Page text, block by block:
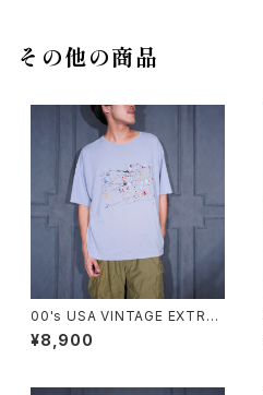
その他の商品
00's USA VINTAGE EXTRA
Elements PAINT DESIGN T
SHIRT/00年代アメリカ古着ペ
¥8,900